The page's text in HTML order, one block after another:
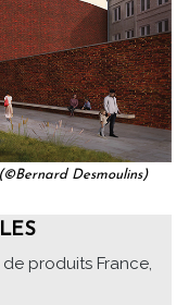
Desmoulins)
produits France,